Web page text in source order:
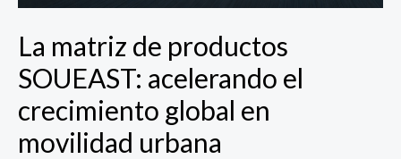
La matriz de productos
SOUEAST: acelerando el
crecimiento global en
movilidad urbana
urbana